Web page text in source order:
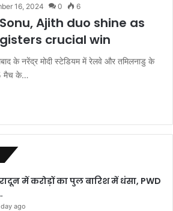
16, 2024 0 6
Ajith duo shine as
crucial win
के नरेंद्र मोदी स्टेडियम में रेलवे और तमिलनाडु के
मैच के…
में करोड़ों का पुल बारिश में धंसा, PWD
day ago